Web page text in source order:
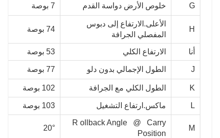
G خلوص الأرض دواسة القدم 7 بوصة
H
الأعلى.الارتفاع إلى دبوس
المفصلي الجرافة
74 بوصة
أنا الارتفاع الكلي 53 بوصة
J الطول الإجمالي بدون دلو 77 بوصة
K الطول الكلي مع الجرافة 102 بوصة
L ماكس.ارتفاع التشغيل 103 بوصة
M
R ollback Angle @ Carry
Position
20°